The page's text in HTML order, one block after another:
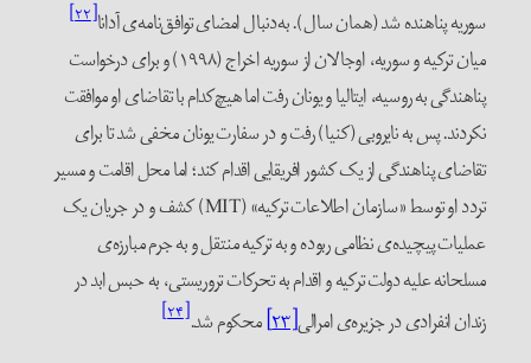
سوریه پناهنده شد (همان سال). به‌دنبال امضای توافق‌نامه‌ی آدانا[۲۲]
میان ترکیه و سوریه، اوجالان از سوریه اخراج (۱۹۹۸) و برای درخواست
پناهندگی به روسیه، ایتالیا و یونان رفت اما هیچ‌کدام با تقاضای او موافقت
نکردند. پس به نایروبی (کنیا) رفت و در سفارت یونان مخفی شد تا برای
تقاضای پناهندگی از یک کشور افریقایی اقدام کند؛ اما محل اقامت و مسیر
تردد او توسط «سازمان اطلاعات ترکیه» (MIT) کشف و در جریان یک
عملیات پیچیده‌ی نظامی ربوده و به ترکیه منتقل و به جرم مبارزه‌ی
مسلحانه علیه دولت ترکیه و اقدام به تحرکات تروریستی، به حبس ابد در
زندان انفرادی در جزیره‌ی امرالی[۲۳] محکوم شد.[۲۴]